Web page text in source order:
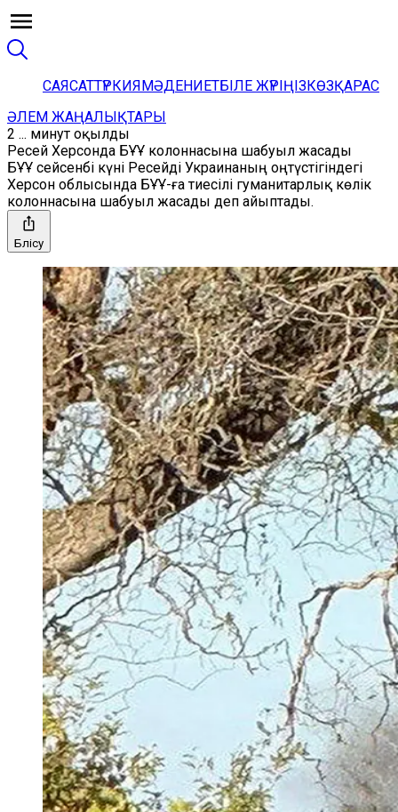
САЯСАТТҮРКИЯМӘДЕНИЕТБІЛЕ ЖҮРІҢІЗКӨЗҚАРАС
ӘЛЕМ ЖАҢАЛЫҚТАРЫ
2 ... минут оқылды
Ресей Херсонда БҰҰ колоннасына шабуыл жасады
БҰҰ сейсенбі күні Ресейді Украинаның оңтүстігіндегі
Херсон облысында БҰҰ-ға тиесілі гуманитарлық көлік
колоннасына шабуыл жасады деп айыптады.
Бөлісу